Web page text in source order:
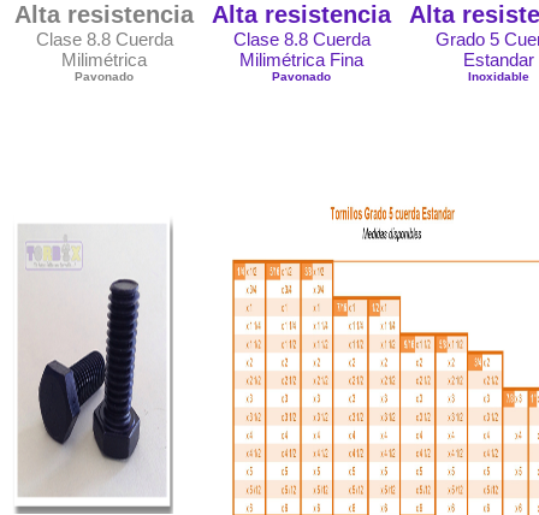
Alta resistencia
Clase 8.8 Cuerda
Milimétrica
Pavonado
Alta resistencia
Clase 8.8 Cuerda
Milimétrica Fina
Pavonado
Alta
Grado 5
Estandar
Inoxidable